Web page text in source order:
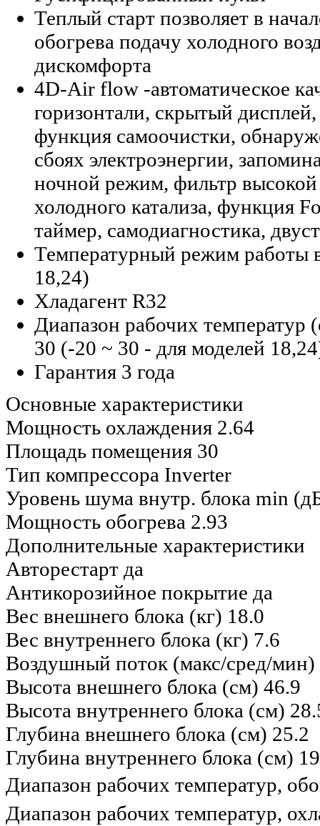
Теплый старт позволяет в
обогрева подачу холодного
дискомфорта
4D-Air flow -автоматическое
горизонтали, скрытый
функция самоочистки,
сбоях электроэнергии,
ночной режим, фильтр
холодного катализа, функция
таймер, самодиагностика,
Температурный режим работы
18,24)
Хладагент R32
Диапазон рабочих температур
30 (-20 ~ 30 - для моделей
Гарантия 3 года
Основные характеристики
Мощность охлаждения 2.64
Площадь помещения 30
Тип компрессора Inverter
Уровень шума внутр. блока min
Мощность обогрева 2.93
Дополнительные характеристики
Авторестарт да
Антикорозийное покрытие да
Вес внешнего блока (кг) 18.0
Вес внутреннего блока (кг) 7.6
Воздушный поток (макс/сред/мин)
Высота внешнего блока (см) 46.9
Высота внутреннего блока (см)
Глубина внешнего блока (см) 25.2
Глубина внутреннего блока (см)
Диапазон рабочих температур,
Диапазон рабочих температур,